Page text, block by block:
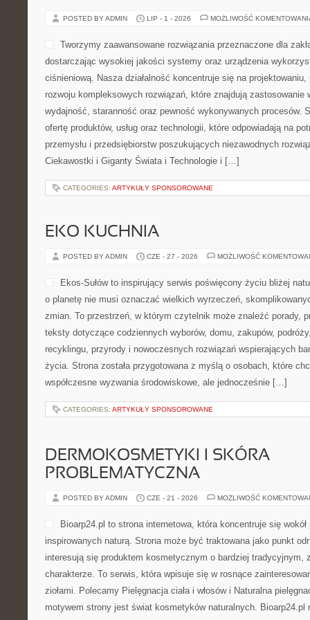
POSTED BY ADMIN LIP - 1 - 2026 MOŻLIWOŚĆ
Tworzymy zaawansowane rozwiązania przeznaczone dla
dostarczając wysokiej jakości systemy oraz urządzenia
ciśnieniową. Nasza działalność koncentruje się na
rozwoju kompleksowych rozwiązań, które znajdują
wydajność, staranność oraz pewność wykonywanych procesów.
ofertę produktów, usług oraz technologii, które odpowiadają na
przemysłu i przedsiębiorstw poszukujących niezawodnych
Ciekawostki i Giganty Świata i Technologie i […]
CATEGORIES: ARTYKUŁY SPONSOROWANE
EKO KUCHNIA
POSTED BY ADMIN CZE - 27 - 2026 MOŻLIWOŚĆ
Ekos-Sułów to inspirujący serwis poświęcony życiu bliżej
o planetę nie musi oznaczać wielkich wyrzeczeń,
zmian. To przestrzeń, w którym czytelnik może znaleźć porady,
teksty dotyczące codziennych wyborów, domu, zakupów,
recyklingu, przyrody i nowoczesnych rozwiązań wspierających
życia. Strona została przygotowana z myślą o osobach, które
współczesne wyzwania środowiskowe, ale jednocześnie […]
CATEGORIES: ARTYKUŁY SPONSOROWANE
DERMOKOSMETYKI I SKÓRA
PROBLEMATYCZNA
POSTED BY ADMIN CZE - 21 - 2026 MOŻLIWOŚĆ
Bioarp24.pl to strona internetowa, która koncentruje się
inspirowanych naturą. Strona może być traktowana jako punkt
interesują się produktem kosmetycznym o bardziej tradycyjnym,
charakterze. To serwis, która wpisuje się w rosnące
ziołami. Polecamy Pielęgnacja ciała i włosów i Naturalna
motywem strony jest świat kosmetyków naturalnych. Bioarp24.pl